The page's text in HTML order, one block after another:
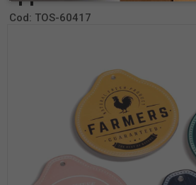
Cod: TOS-60417